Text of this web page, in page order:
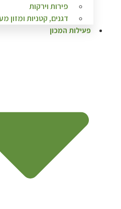
פירות וירקות
דגנים, קטניות ומזון מעובד
פעילות המכון